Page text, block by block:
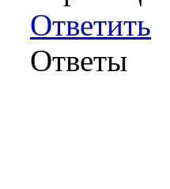
Ответить
Ответы